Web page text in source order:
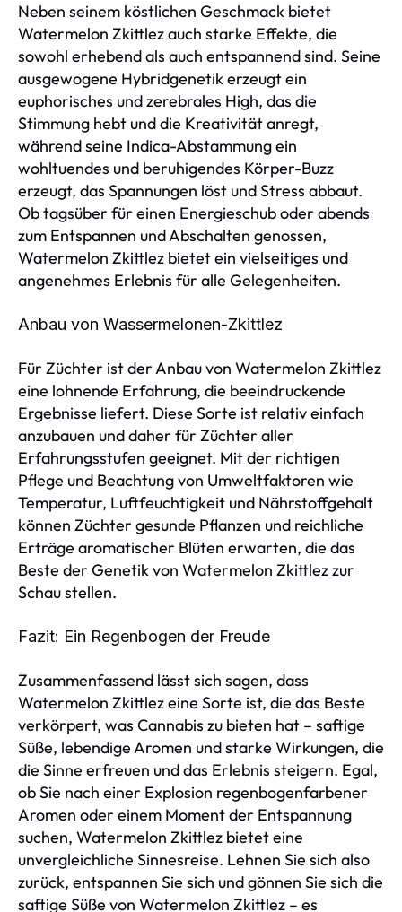
Neben seinem köstlichen Geschmack bietet
Watermelon Zkittlez auch starke Effekte, die
sowohl erhebend als auch entspannend sind. Seine
ausgewogene Hybridgenetik erzeugt ein
euphorisches und zerebrales High, das die
Stimmung hebt und die Kreativität anregt,
während seine Indica-Abstammung ein
wohltuendes und beruhigendes Körper-Buzz
erzeugt, das Spannungen löst und Stress abbaut.
Ob tagsüber für einen Energieschub oder abends
zum Entspannen und Abschalten genossen,
Watermelon Zkittlez bietet ein vielseitiges und
angenehmes Erlebnis für alle Gelegenheiten.
Anbau von Wassermelonen-Zkittlez
Für Züchter ist der Anbau von Watermelon Zkittlez
eine lohnende Erfahrung, die beeindruckende
Ergebnisse liefert. Diese Sorte ist relativ einfach
anzubauen und daher für Züchter aller
Erfahrungsstufen geeignet. Mit der richtigen
Pflege und Beachtung von Umweltfaktoren wie
Temperatur, Luftfeuchtigkeit und Nährstoffgehalt
können Züchter gesunde Pflanzen und reichliche
Erträge aromatischer Blüten erwarten, die das
Beste der Genetik von Watermelon Zkittlez zur
Schau stellen.
Fazit: Ein Regenbogen der Freude
Zusammenfassend lässt sich sagen, dass
Watermelon Zkittlez eine Sorte ist, die das Beste
verkörpert, was Cannabis zu bieten hat – saftige
Süße, lebendige Aromen und starke Wirkungen, die
die Sinne erfreuen und das Erlebnis steigern. Egal,
ob Sie nach einer Explosion regenbogenfarbener
Aromen oder einem Moment der Entspannung
suchen, Watermelon Zkittlez bietet eine
unvergleichliche Sinnesreise. Lehnen Sie sich also
zurück, entspannen Sie sich und gönnen Sie sich die
saftige Süße von Watermelon Zkittlez – es